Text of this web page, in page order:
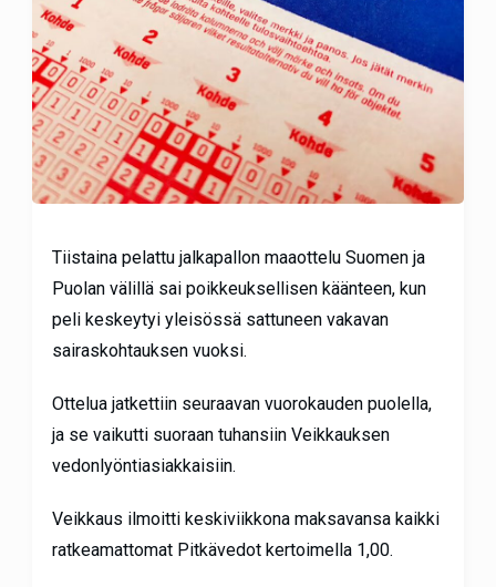
Tiistaina pelattu jalkapallon maaottelu Suomen ja
Puolan välillä sai poikkeuksellisen käänteen, kun
peli keskeytyi yleisössä sattuneen vakavan
sairaskohtauksen vuoksi.
Ottelua jatkettiin seuraavan vuorokauden puolella,
ja se vaikutti suoraan tuhansiin Veikkauksen
vedonlyöntiasiakkaisiin.
Veikkaus ilmoitti keskiviikkona maksavansa kaikki
ratkeamattomat Pitkävedot kertoimella 1,00.